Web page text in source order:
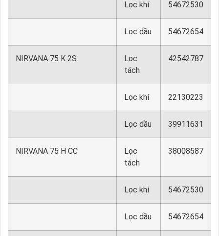
Lọc khí 54672530
Lọc dầu 54672654
NIRVANA 75 K 2S
Lọc
tách
42542787
Lọc khí 22130223
Lọc dầu 39911631
NIRVANA 75 H CC
Lọc
tách
38008587
Lọc khí 54672530
Lọc dầu 54672654